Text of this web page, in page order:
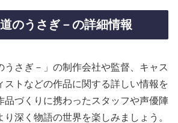
のうさぎ－の詳細情報
うさぎ－」の制作会社や監督、キャス
ストなどの作品に関する詳しい情報を
品づくりに携わったスタッフや声優陣
り深く物語の世界を楽しみましょう。